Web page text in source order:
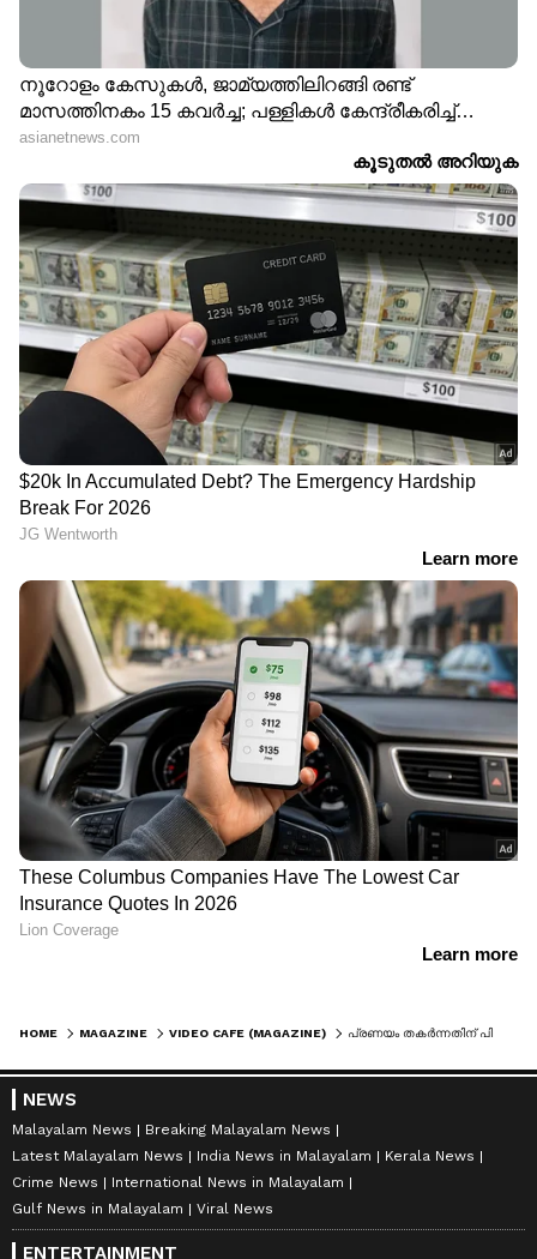
HOME MAGAZINE VIDEO CAFE (MAGAZINE)
NEWS
Malayalam News
Breaking Malayalam News
Latest Malayalam News
India News in Malayalam
Kerala News
Crime News
International News in Malayalam
Gulf News in Malayalam
Viral News
ENTERTAINMENT